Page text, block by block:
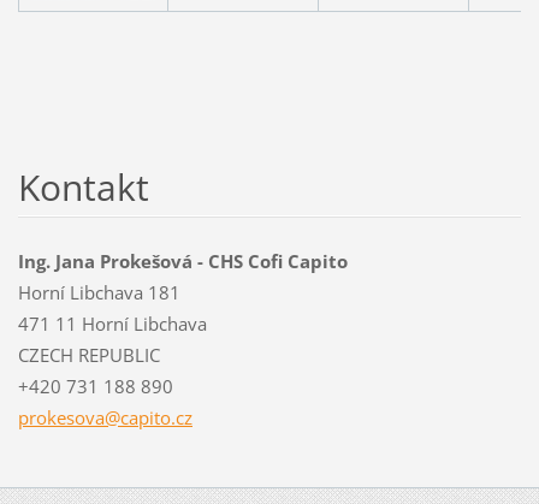
Kontakt
Ing. Jana Prokešová - CHS Cofi Capito
Horní Libchava 181
471 11 Horní Libchava
CZECH REPUBLIC
+420 731 188 890
prokesova@capito.cz